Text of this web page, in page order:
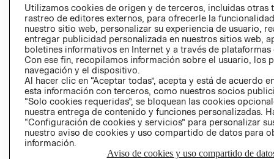
GIFT CARD
AVISO DE
Perú (S/)
CAMBIAR REGIÓN
Utilizamos cookies de origen y de terceros, incluidas otras
rastreo de editores externos, para ofrecerle la
nuestro sitio web, personalizar su experiencia de usuario,
entregar publicidad personalizada en nuestros sitios web,
boletines informativos en Internet y a través de plataformas
Con ese fin, recopilamos información sobre el usuario, los
navegación y el dispositivo.
Al hacer clic en “Aceptar todas”, acepta y está de acuerdo
esta información con terceros, como nuestros socios
“Solo cookies requeridas”, se bloquean las cookies
nuestra entrega de contenido y funciones personalizadas.
“Configuración de cookies y servicios” para personalizar
nuestro aviso de cookies y uso compartido de datos para
información.
Aviso de cookies y uso compartido de